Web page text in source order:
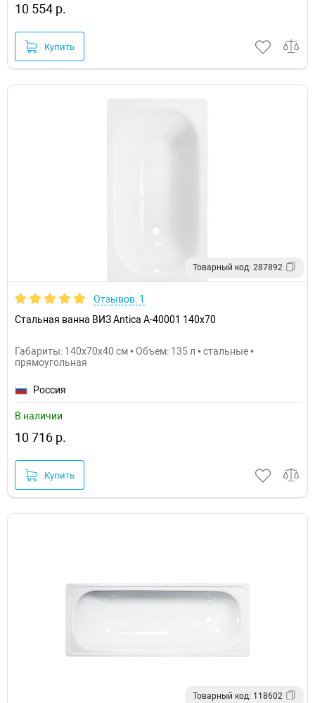
10 554 р.
Купить
Товарный код: 287892
Отзывов: 1
Стальная ванна ВИЗ Antica А-40001 140х70
Габариты: 140x70x40 см • Объем: 135 л • стальные •
прямоугольная
Россия
В наличии
10 716 р.
Купить
Товарный код: 118602